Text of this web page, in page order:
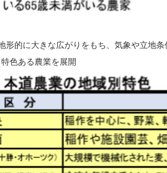
形的に大きな広がりをもち、気象や立地
色ある農業を展開